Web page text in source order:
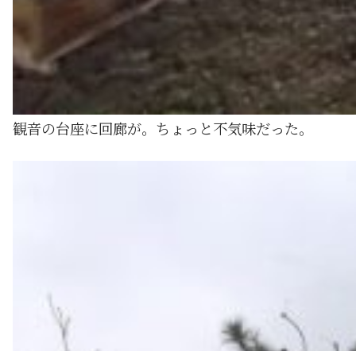
観音の台座に回廊が。ちょっと不気味だった。